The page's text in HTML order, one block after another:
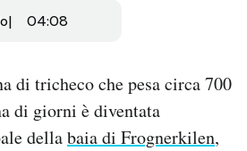
04:08
di tricheco che pesa circa 700
di giorni è diventata
dellabaia di Frognerkilen,